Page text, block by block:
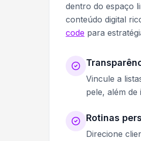
dentro do espaço
conteúdo digital
code para
Vincule a
pele, além
Rotinas
Direcione